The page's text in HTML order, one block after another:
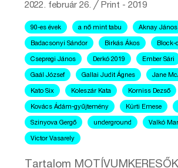
2022. február 26. ╱ Print - 2019
90-es évek a nő mint tabu Aknay János
Badacsonyi Sándor Birkás Ákos Block-
Csepregi János Derkó 2019 Ember Sári
Gaál József Gallai Judit Ágnes Jane
Kato Six Koleszár Kata Korniss Dezső
Kovács Ádám-gyűjtemény Kürti Emese
Szinyova Gergő underground Valkó
Victor Vasarely
Tartalom